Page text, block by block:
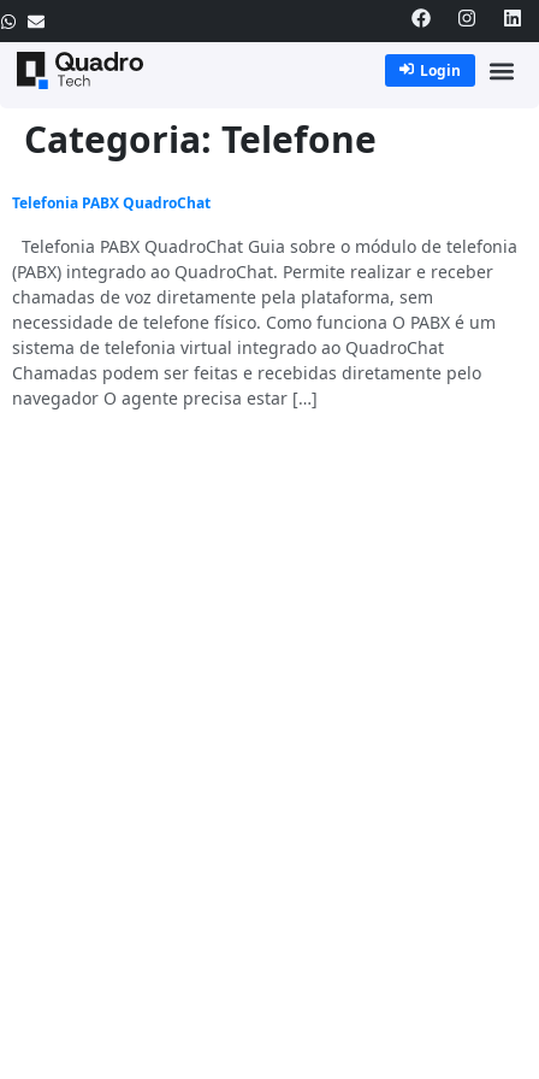
Login
Categoria: Telefone
Telefonia PABX QuadroChat
Telefonia PABX QuadroChat Guia sobre o módulo de telefonia
(PABX) integrado ao QuadroChat. Permite realizar e receber
chamadas de voz diretamente pela plataforma, sem
necessidade de telefone físico. Como funciona O PABX é um
sistema de telefonia virtual integrado ao QuadroChat
Chamadas podem ser feitas e recebidas diretamente pelo
navegador O agente precisa estar […]